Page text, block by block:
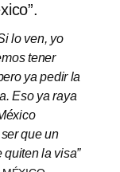
lo ven, yo
tener
ya pedir la
Eso ya raya
que un
la visa”